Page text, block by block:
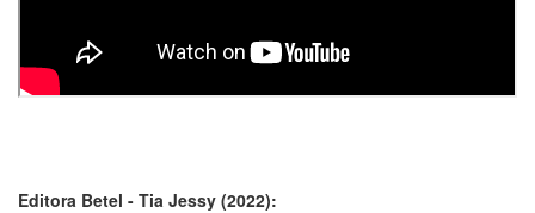
Editora Betel - Tia Jessy (2022):